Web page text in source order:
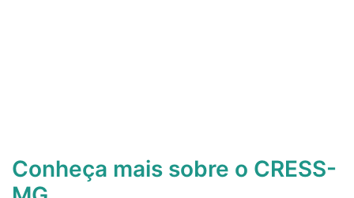
Conheça mais sobre o CRESS-